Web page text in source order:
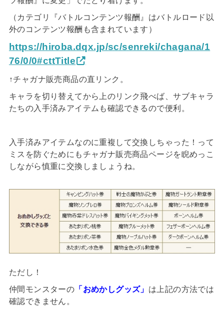
（カテゴリ『バトルコンテンツ報酬』はバトルロード以
外のコンテンツ報酬も含まれています）
https://hiroba.dqx.jp/sc/senreki/chagana/1
76/0/0#cttTitle
↑チャガナ販売商品の直リンク。
キャラを切り替えてから上のリンク飛べば、サブキャラ
たちの入手済みアイテムも確認できるので便利。
入手済みアイテムなのに重複して交換しちゃった！って
ミスを防ぐためにもチャガナ販売商品ページを睨めっこ
しながら慎重に交換しましょうね。
ただし！
仲間モンスターの 「おめかしグッズ」 は上記の方法では
確認できません。